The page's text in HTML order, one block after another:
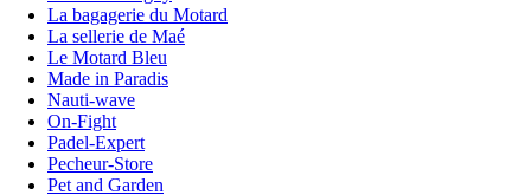
La bagagerie du Motard
La sellerie de Maé
Le Motard Bleu
Made in Paradis
Nauti-wave
On-Fight
Padel-Expert
Pecheur-Store
Pet and Garden